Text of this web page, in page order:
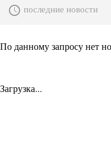
последние новости
По данному запросу нет
Загрузка...